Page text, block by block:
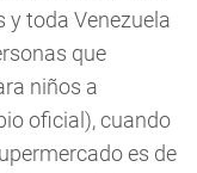
y toda Venezuela
que
niños a
oficial), cuando
es de